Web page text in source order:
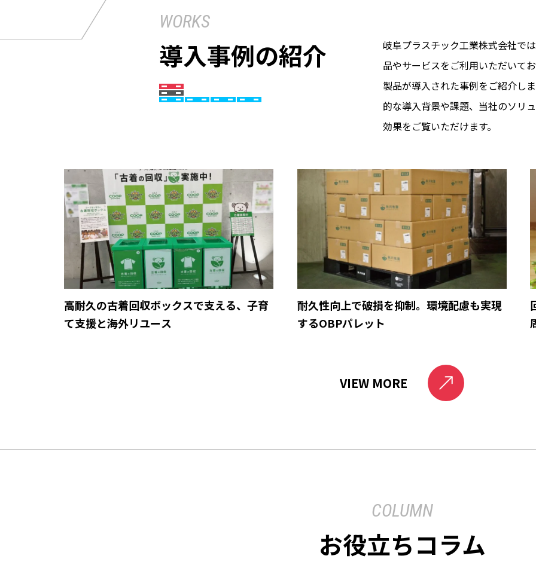
WORKS
導入事例の紹介
岐阜プラスチック工業株式会社で
品やサービスをご利用いただいて
製品が導入された事例をご紹介し
的な導入背景や課題、当社のソリ
効果をご覧いただけます。
高耐久の古着回収ボックスで支える、子育
て支援と海外リユース
耐久性向上で破損を抑制。環境配慮も実現
するOBPパレット
VIEW MORE
COLUMN
お役立ちコラム